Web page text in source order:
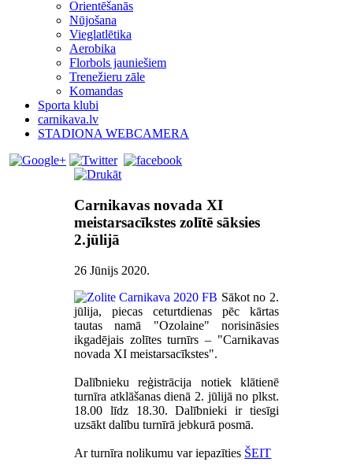
Orientēšanās
Nūjošana
Vieglatlētika
Aerobika
Florbols jauniešiem
Trenežieru zāle
Komandas
Sporta klubi
carnikava.lv
STADIONA WEBCAMERA
Carnikavas novada XI
meistarsacīkstes zolītē sāksies
2.jūlijā
26 Jūnijs 2020.
Sākot no 2.
jūlija, piecas ceturtdienas pēc kārtas
tautas namā "Ozolaine" norisināsies
ikgadējais zolītes turnīrs – "Carnikavas
novada XI meistarsacīkstes".
Dalībnieku reģistrācija notiek klātienē
turnīra atklāšanas dienā 2. jūlijā no plkst.
18.00 līdz 18.30. Dalībnieki ir tiesīgi
uzsākt dalību turnīrā jebkurā posmā.
Ar turnīra nolikumu var iepazīties ŠEIT